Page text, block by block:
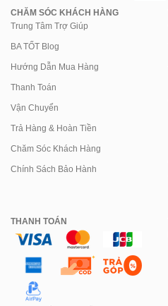
CHĂM SÓC KHÁCH HÀNG
Trung Tâm Trợ Giúp
BA TỐT Blog
Hướng Dẫn Mua Hàng
Thanh Toán
Vận Chuyển
Trả Hàng & Hoàn Tiền
Chăm Sóc Khách Hàng
Chính Sách Bảo Hành
THANH TOÁN